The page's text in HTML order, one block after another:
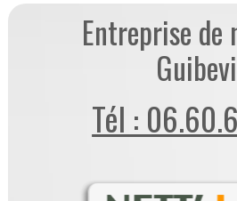
Entreprise de
Tél :